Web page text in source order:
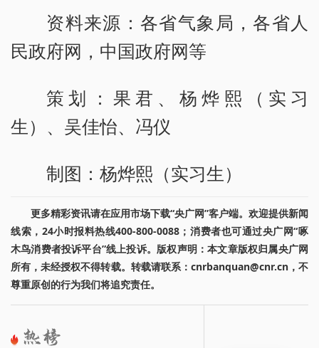
资料来源：各省气象局，各省人
民政府网，中国政府网等
策划：果君、杨烨熙（实习
生）、吴佳怡、冯仪
制图：杨烨熙（实习生）
更多精彩资讯请在应用市场下载“央广网”客户端。欢迎提供新闻
线索，24小时报料热线400-800-0088；消费者也可通过央广网“啄
木鸟消费者投诉平台”线上投诉。版权声明：本文章版权归属央广网
所有，未经授权不得转载。转载请联系：cnrbanquan@cnr.cn，不
尊重原创的行为我们将追究责任。